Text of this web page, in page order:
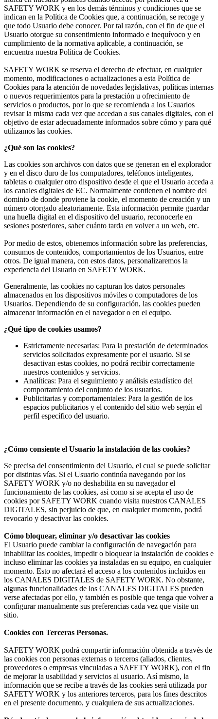
SAFETY WORK y en los demás términos y condiciones que se
indican en la Política de Cookies que, a continuación, se recoge y
que todo Usuario debe conocer. Por tal razón, con el fin de que el
Usuario otorgue su consentimiento informado e inequívoco y en
cumplimiento de la normativa aplicable, a continuación, se
encuentra nuestra Política de Cookies.
SAFETY WORK se reserva el derecho de efectuar, en cualquier
momento, modificaciones o actualizaciones a esta Política de
Cookies para la atención de novedades legislativas, políticas internas
o nuevos requerimientos para la prestación u ofrecimiento de
servicios o productos, por lo que se recomienda a los Usuarios
revisar la misma cada vez que accedan a sus canales digitales, con el
objetivo de estar adecuadamente informados sobre cómo y para qué
utilizamos las cookies.
¿Qué son las cookies?
Las cookies son archivos con datos que se generan en el explorador
y en el disco duro de los computadores, teléfonos inteligentes,
tabletas o cualquier otro dispositivo desde el que el Usuario acceda a
los canales digitales de EC. Normalmente contienen el nombre del
dominio de donde proviene la cookie, el momento de creación y un
número otorgado aleatoriamente. Esta información permite guardar
una huella digital en el dispositivo del usuario, reconocerle en
sesiones posteriores, saber cuánto tarda en volver a un web, etc.
Por medio de estos, obtenemos información sobre las preferencias,
consumos de contenidos, comportamientos de los Usuarios, entre
otros. De igual manera, con estos datos, personalizaremos la
experiencia del Usuario en SAFETY WORK.
Generalmente, las cookies no capturan los datos personales
almacenados en los dispositivos móviles o computadores de los
Usuarios. Dependiendo de su configuración, las cookies pueden
almacenar información en el navegador o en el equipo.
¿Qué tipo de cookies usamos?
Estrictamente necesarias: Para la prestación de determinados
servicios solicitados expresamente por el usuario. Si se
desactivan estas cookies, no podrá recibir correctamente
nuestros contenidos y servicios.
Analíticas: Para el seguimiento y análisis estadístico del
comportamiento del conjunto de los usuarios.
Publicitarias y comportamentales: Para la gestión de los
espacios publicitarios y el contenido del sitio web según el
perfil específico del usuario.
¿Cómo consiente el Usuario la instalación de las cookies?
Se precisa del consentimiento del Usuario, el cual se puede solicitar
por distintas vías. Si el Usuario continúa navegando por los
SAFETY WORK y/o no deshabilita en su navegador el
funcionamiento de las cookies, así como si se acepta el uso de
cookies por SAFETY WORK cuando visita nuestros CANALES
DIGITALES, sin perjuicio de que, en cualquier momento, podrá
revocarlo y desactivar las cookies.
Cómo bloquear, eliminar y/o desactivar las cookies
El Usuario puede cambiar la configuración de navegación para
inhabilitar las cookies, impedir o bloquear la instalación de cookies e
incluso eliminar las cookies ya instaladas en su equipo, en cualquier
momento. Esto no afectará el acceso a los contenidos incluidos en
los CANALES DIGITALES de SAFETY WORK. No obstante,
algunas funcionalidades de los CANALES DIGITALES pueden
verse afectadas por ello, y también es posible que tenga que volver a
configurar manualmente sus preferencias cada vez que visite un
sitio.
Cookies con Terceras Personas.
SAFETY WORK podrá compartir información obtenida a través de
las cookies con personas externas o terceros (aliados, clientes,
proveedores o empresas vinculadas a SAFETY WORK), con el fin
de mejorar la usabilidad y servicios al usuario. Así mismo, la
información que se recibe a través de las cookies será utilizada por
SAFETY WORK y los anteriores terceros, para los fines descritos
en el presente documento, y cualquiera de sus actualizaciones.